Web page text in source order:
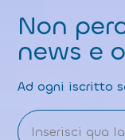
Non
news e
Ad ogni iscritto